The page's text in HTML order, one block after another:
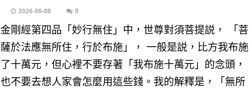
2026-06-08 0
金剛經第四品「妙行無住」中，世尊對須菩提説， 「菩
薩於法應無所住，行於布施」， 一般是説，比方我布施
了十萬元，但心裡不要存著「我布施十萬元」的念頭，
也不要去想人家會怎麼用這些錢。我的解釋是，「無所